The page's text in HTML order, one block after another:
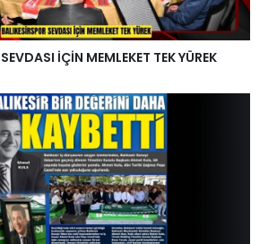
İÇİN MEMLEKET TEK YÜREK